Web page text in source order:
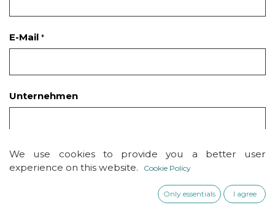
E-Mail *
Unternehmen
Betreff *
We use cookies to provide you a better user
experience on this website.
Cookie Policy
Only essentials I agree